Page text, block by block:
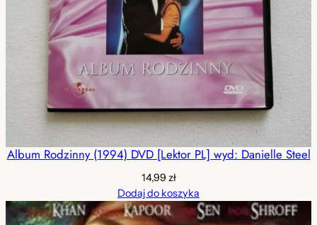
Album Rodzinny (1994) DVD [Lektor PL] wyd: Danielle Steel
14,99 zł
Dodaj do koszyka